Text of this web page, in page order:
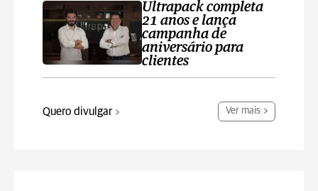
Ultrapack completa
21 anos e lança
campanha de
aniversário para
clientes
Quero divulgar Ver mais